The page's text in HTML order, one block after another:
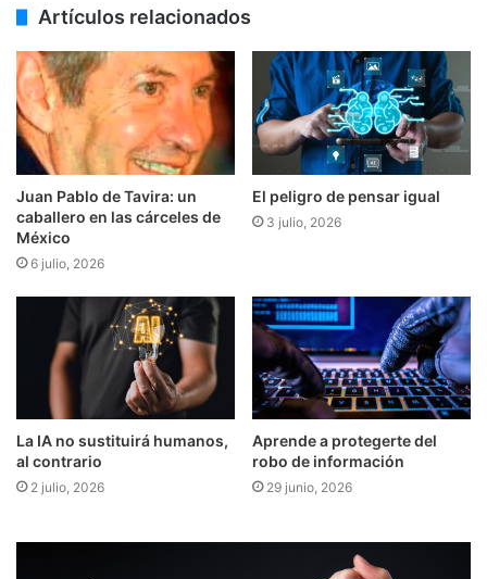
Artículos relacionados
Juan Pablo de Tavira: un
caballero en las cárceles de
México
6 julio, 2026
El peligro de pensar igual
3 julio, 2026
La IA no sustituirá humanos,
al contrario
2 julio, 2026
Aprende a protegerte del
robo de información
29 junio, 2026